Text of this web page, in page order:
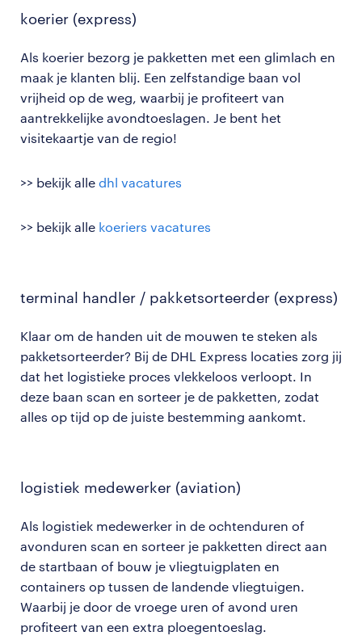
koerier (express)
Als koerier bezorg je pakketten met een glimlach en
maak je klanten blij. Een zelfstandige baan vol
vrijheid op de weg, waarbij je profiteert van
aantrekkelijke avondtoeslagen. Je bent het
visitekaartje van de regio!
>> bekijk alle dhl vacatures
>> bekijk alle koeriers vacatures
terminal handler / pakketsorteerder (express)
Klaar om de handen uit de mouwen te steken als
pakketsorteerder? Bij de DHL Express locaties zorg jij
dat het logistieke proces vlekkeloos verloopt. In
deze baan scan en sorteer je de pakketten, zodat
alles op tijd op de juiste bestemming aankomt.
logistiek medewerker (aviation)
Als logistiek medewerker in de ochtenduren of
avonduren scan en sorteer je pakketten direct aan
de startbaan of bouw je vliegtuigplaten en
containers op tussen de landende vliegtuigen.
Waarbij je door de vroege uren of avond uren
profiteert van een extra ploegentoeslag.